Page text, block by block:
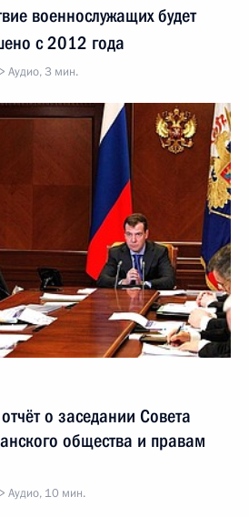
военнослужащих будет
с 2012 года
Аудио, 3 мин.
о заседании Совета
общества и правам
Аудио, 10 мин.